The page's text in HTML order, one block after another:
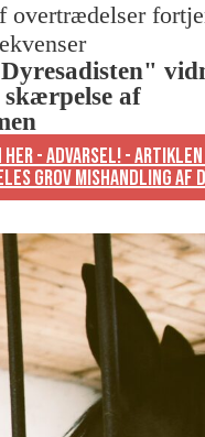
overtrædelser
af
her - Advarsel! -
grov mishandling af